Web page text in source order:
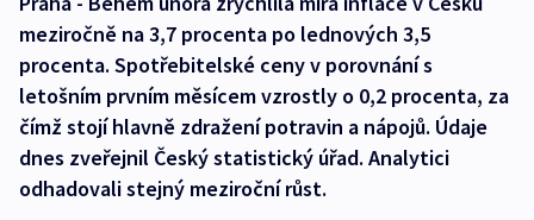
meziročně na 3,7 procenta po lednových 3,5
procenta. Spotřebitelské ceny v porovnání s
letošním prvním měsícem vzrostly o 0,2 procenta, za
čímž stojí hlavně zdražení potravin a nápojů. Údaje
dnes zveřejnil Český statistický úřad. Analytici
odhadovali stejný meziroční růst.